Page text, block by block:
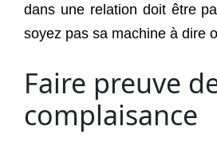
dans une relation doit être
soyez pas sa machine à dire
Faire preuve
complaisance